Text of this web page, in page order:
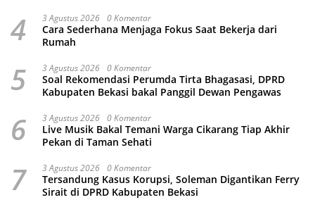
4 3 Agustus 2026 0 Komentar
Cara Sederhana Menjaga Fokus Saat Bekerja dari
Rumah
5 3 Agustus 2026 0 Komentar
Soal Rekomendasi Perumda Tirta Bhagasasi, DPRD
Kabupaten Bekasi bakal Panggil Dewan Pengawas
6 3 Agustus 2026 0 Komentar
Live Musik Bakal Temani Warga Cikarang Tiap Akhir
Pekan di Taman Sehati
7 3 Agustus 2026 0 Komentar
Tersandung Kasus Korupsi, Soleman Digantikan Ferry
Sirait di DPRD Kabupaten Bekasi